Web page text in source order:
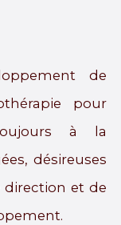
de
pour
à la
désireuses
direction et de